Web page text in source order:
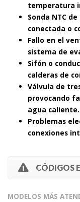
temperatura
Sonda NTC
conectada o
Fallo en el
sistema de
Sifón o
calderas de
Válvula de
provocando
agua caliente.
Problemas
conexiones
CÓDIGOS
MODELOS MÁS